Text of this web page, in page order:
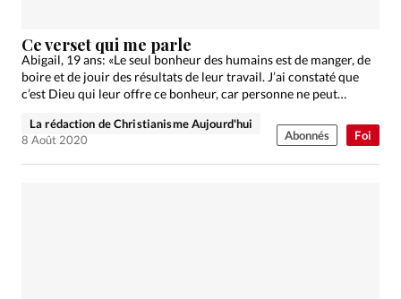
Foi
Ce verset qui me parle
Abigail, 19 ans: «Le seul bonheur des humains est de manger, de
boire et de jouir des résultats de leur travail. J’ai constaté que
c’est Dieu qui leur offre ce bonheur, car personne ne peut…
La rédaction de Christianisme Aujourd'hui
8 Août 2020
Abonnés